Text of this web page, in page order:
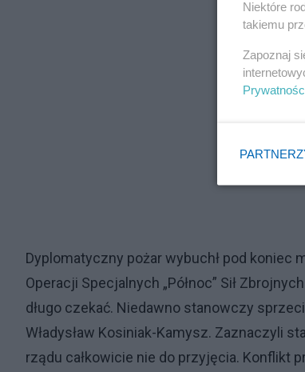
Dyplomatyczny pożar wybuchł pod koniec
Operacji Specjalnych „Północ” Sił
długo czekać. Niedawno stanowczy
Władysław Kosiniak-Kamysz. Zaznaczyli
rządu całkowicie nie do przyjęcia. Konflikt
Niektóre
takiemu
Zapoznaj